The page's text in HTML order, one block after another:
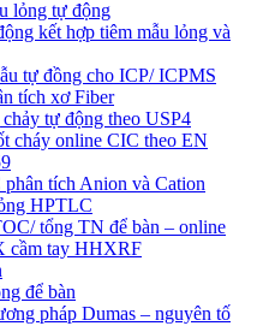
lỏng tự động
kết hợp tiêm mẫu lỏng và
tự đồng cho ICP/ ICPMS
tích xơ Fiber
tự động theo USP4
cháy online CIC theo EN
tích Anion và Cation
HPTLC
tổng TN để bàn – online
cầm tay HHXRF
để bàn
pháp Dumas – nguyên tố